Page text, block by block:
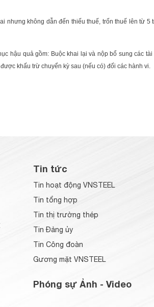
nhưng không dẫn đến thiếu thuế, trốn thuế lên từ 5
hậu quả gồm: Buộc khai lại và nộp bổ sung các tài
khấu trừ chuyển kỳ sau (nếu có) đối các hành vi.
Tin tức
Tin hoạt động VNSTEEL
Tin tổng hợp
Tin thị trường thép
Tin Đảng ủy
Tin Công đoàn
Gương mặt VNSTEEL
Phóng sự Ảnh - Video